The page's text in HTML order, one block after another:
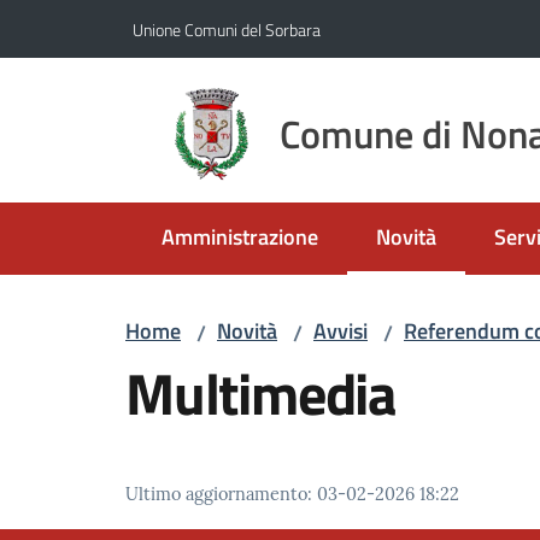
Unione Comuni del Sorbara
Comune di
Amministrazione Novità
Menu selezionato
Home / Novità / Avvisi / Referendum
Multimedia
Ultimo aggiornamento: 03-02-2026 18:22